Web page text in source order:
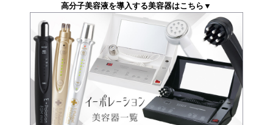
高分子美容液を導入する美容器はこちら▼